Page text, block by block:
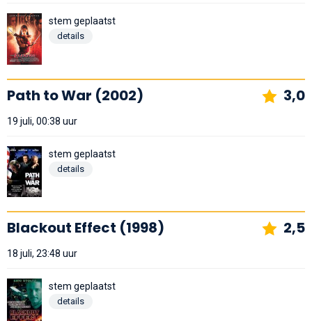
stem geplaatst
details
Path to War (2002) 3,0
19 juli, 00:38 uur
stem geplaatst
details
Blackout Effect (1998) 2,5
18 juli, 23:48 uur
stem geplaatst
details